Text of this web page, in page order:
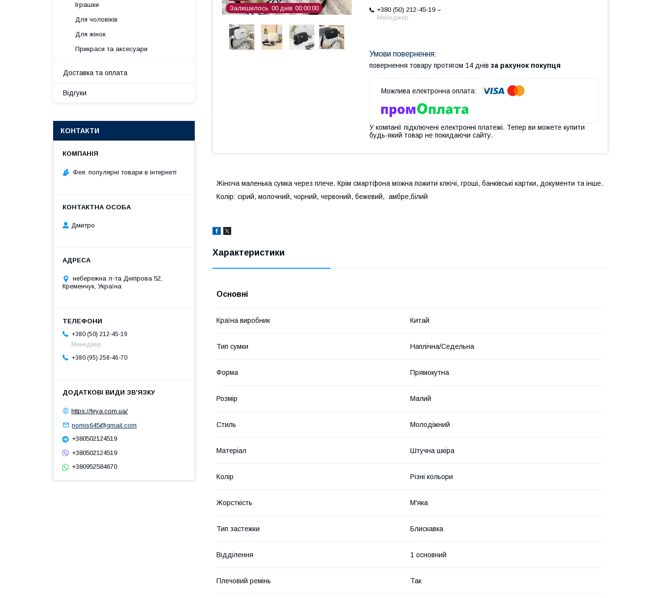
Залишилось 00 днів 00 00 00
+380 (50) 212-45-19
Менеджер
повернення товару протягом 14 днів за рахунок покупця
У компанії підключені електронні платежі. Тепер ви можете купити
будь-який товар не покидаючи сайту.
Жіноча маленька сумка через плече. Крім смартфона можна пожити ключі, гроші, банківські картки, документи та інше.
Колір: сірий, молочний, чорний, червоний, бежевий, амбре,білий
Характеристики
Основні
Країна виробник Китай
Тип сумки Наплічна/Седельна
Форма Прямокутна
Розмір Малий
Стиль Молодіжний
Матеріал Штучна шкіра
Колір Різні кольори
Жорсткість М'яка
Тип застежки Блискавка
Відділення 1 основний
Плечовий ремінь Так
Іграшки
Для чоловіків
Для жінок
Прикраси та аксесуари
Доставка та оплата
Відгуки
КОНТАКТИ
Фея: популярні товари в інтернеті
Дмитро
небережна л-та Дніпрова 52,
Кременчук, Україна
+380 (50) 212-45-19
Менеджер
+380 (95) 258-46-70
https://feya.com.ua/
nomis645@gmail.com
+380502124519
+380502124519
+380952584670